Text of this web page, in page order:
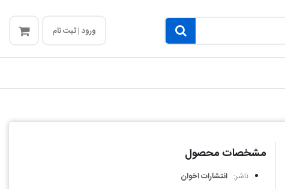
ورود | ثبت نام
مشخصات محصول
ناشر: انتشارات اخوان